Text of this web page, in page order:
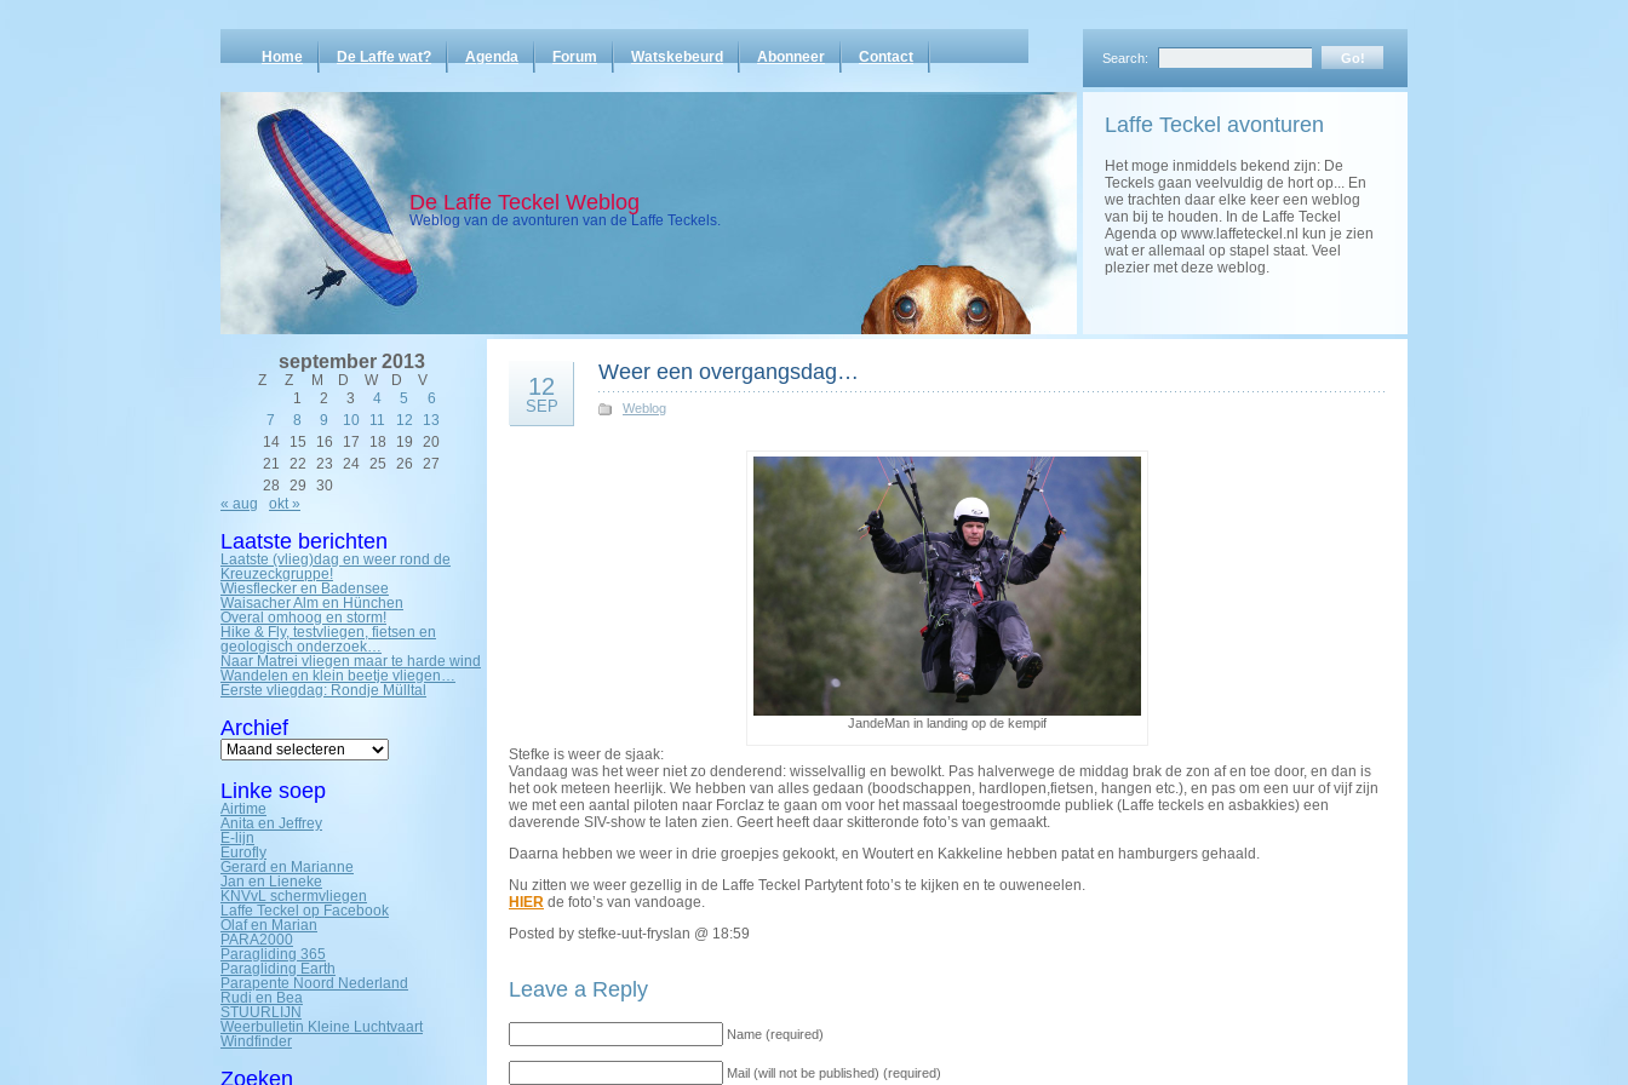
Home De Laffe wat? Agenda Forum Watskebeurd Abonneer Contact Search:
De Laffe Teckel Weblog
Weblog van de avonturen van de Laffe Teckels.
Laffe Teckel avonturen
Het moge inmiddels bekend zijn: De
Teckels gaan veelvuldig de hort op... En
we trachten daar elke keer een weblog
van bij te houden. In de Laffe Teckel
Agenda op www.laffeteckel.nl kun je zien
wat er allemaal op stapel staat. Veel
plezier met deze weblog.
september 2013
Z Z M D W D
V
1
2 3 4 5
6
7
8 9 10 11 12
13
14
15 16 17 18 19
20
21
22 23 24 25 26
27
28
29
30
« aug
okt »
Laatste berichten
Laatste (vlieg)dag en weer rond de
Kreuzeckgruppe!
Wiesflecker en Badensee
Waisacher Alm en Hünchen
Overal omhoog en storm!
Hike & Fly, testvliegen, fietsen en
geologisch onderzoek…
Naar Matrei vliegen maar te harde wind
Wandelen en klein beetje vliegen…
Eerste vliegdag: Rondje Mülltal
Archief
Archief
Linke soep
Airtime
Anita en Jeffrey
E-lijn
Eurofly
Gerard en Marianne
Jan en Lieneke
KNVvL schermvliegen
Laffe Teckel op Facebook
Olaf en Marian
PARA2000
Paragliding 365
Paragliding Earth
Parapente Noord Nederland
Rudi en Bea
STUURLIJN
Weerbulletin Kleine Luchtvaart
Windfinder
Zoeken
12
SEP
Weer een overgangsdag…
Weblog
JandeMan in landing op de kempif
Stefke is weer de sjaak:
Vandaag was het weer niet zo denderend: wisselvallig en bewolkt. Pas halverwege de middag brak de zon af en toe door, en dan is
het ook meteen heerlijk. We hebben van alles gedaan (boodschappen, hardlopen,fietsen, hangen etc.), en pas om een uur of vijf zijn
we met een aantal piloten naar Forclaz te gaan om voor het massaal toegestroomde publiek (Laffe teckels en asbakkies) een
daverende SIV-show te laten zien. Geert heeft daar skitteronde foto’s van gemaakt.
Daarna hebben we weer in drie groepjes gekookt, en Woutert en Kakkeline hebben patat en hamburgers gehaald.
Nu zitten we weer gezellig in de Laffe Teckel Partytent foto’s te kijken en te ouweneelen.
HIER de foto’s van vandoage.
Posted by stefke-uut-fryslan @ 18:59
Leave a Reply
Name (required)
Mail (will not be published) (required)